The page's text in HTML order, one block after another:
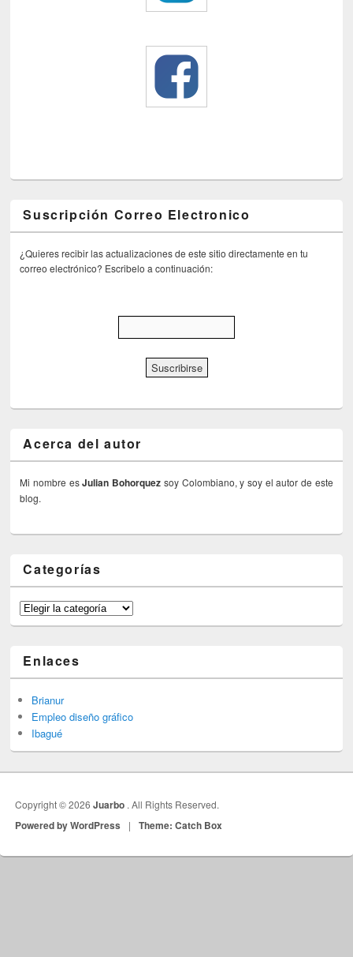
Suscripción Correo Electronico
¿Quieres recibir las actualizaciones de este sitio directamente en tu
correo electrónico? Escribelo a continuación:
Acerca del autor
Mi nombre esJulian Bohorquez soy Colombiano, y soy el autor de este
blog.
Categorías
Categorías
Enlaces
Brianur
Empleo diseño gráfico
Ibagué
Copyright © 2026Juarbo . All Rights Reserved.
Powered by WordPress | Theme: Catch Box